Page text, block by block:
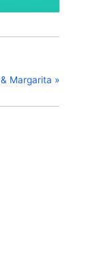
Margarita »